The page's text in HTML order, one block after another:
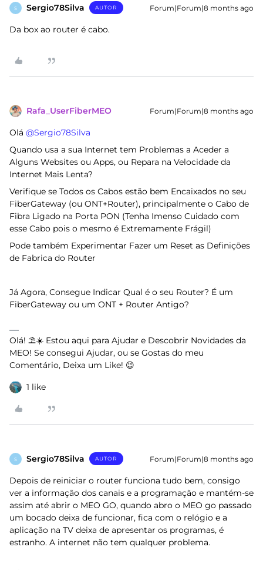
S Sergio78Silva AUTOR Forum|Forum|8 months ago
Da box ao router é cabo.
Rafa_UserFiberMEO Forum|Forum|8 months ago
Olá ​ @Sergio78Silva
Quando usa a sua Internet tem Problemas a Aceder a
Alguns Websites ou Apps, ou Repara na Velocidade da
Internet Mais Lenta?
Verifique se Todos os Cabos estão bem Encaixados no seu
FiberGateway (ou ONT+Router), principalmente o Cabo de
Fibra Ligado na Porta PON (Tenha Imenso Cuidado com
esse Cabo pois o mesmo é Extremamente Frágil)
Pode também Experimentar Fazer um Reset as Definições
de Fabrica do Router
Já Agora, Consegue Indicar Qual é o seu Router? É um
FiberGateway ou um ONT + Router Antigo?
Olá! ⛱️☀️ Estou aqui para Ajudar e Descobrir Novidades da
MEO! Se consegui Ajudar, ou se Gostas do meu
Comentário, Deixa um Like! 😉
1 like
S Sergio78Silva AUTOR Forum|Forum|8 months ago
Depois de reiniciar o router funciona tudo bem, consigo
ver a informação dos canais e a programação e mantém-se
assim até abrir o MEO GO, quando abro o MEO go passado
um bocado deixa de funcionar, fica com o relógio e a
aplicação na TV deixa de apresentar os programas, é
estranho. A internet não tem qualquer problema.